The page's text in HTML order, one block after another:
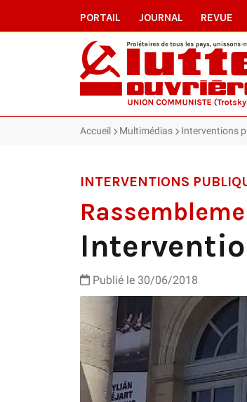
PORTAIL JOURNAL REVUE
Accueil Multimédias Interventions
INTERVENTIONS
Publié le 30/06/2018